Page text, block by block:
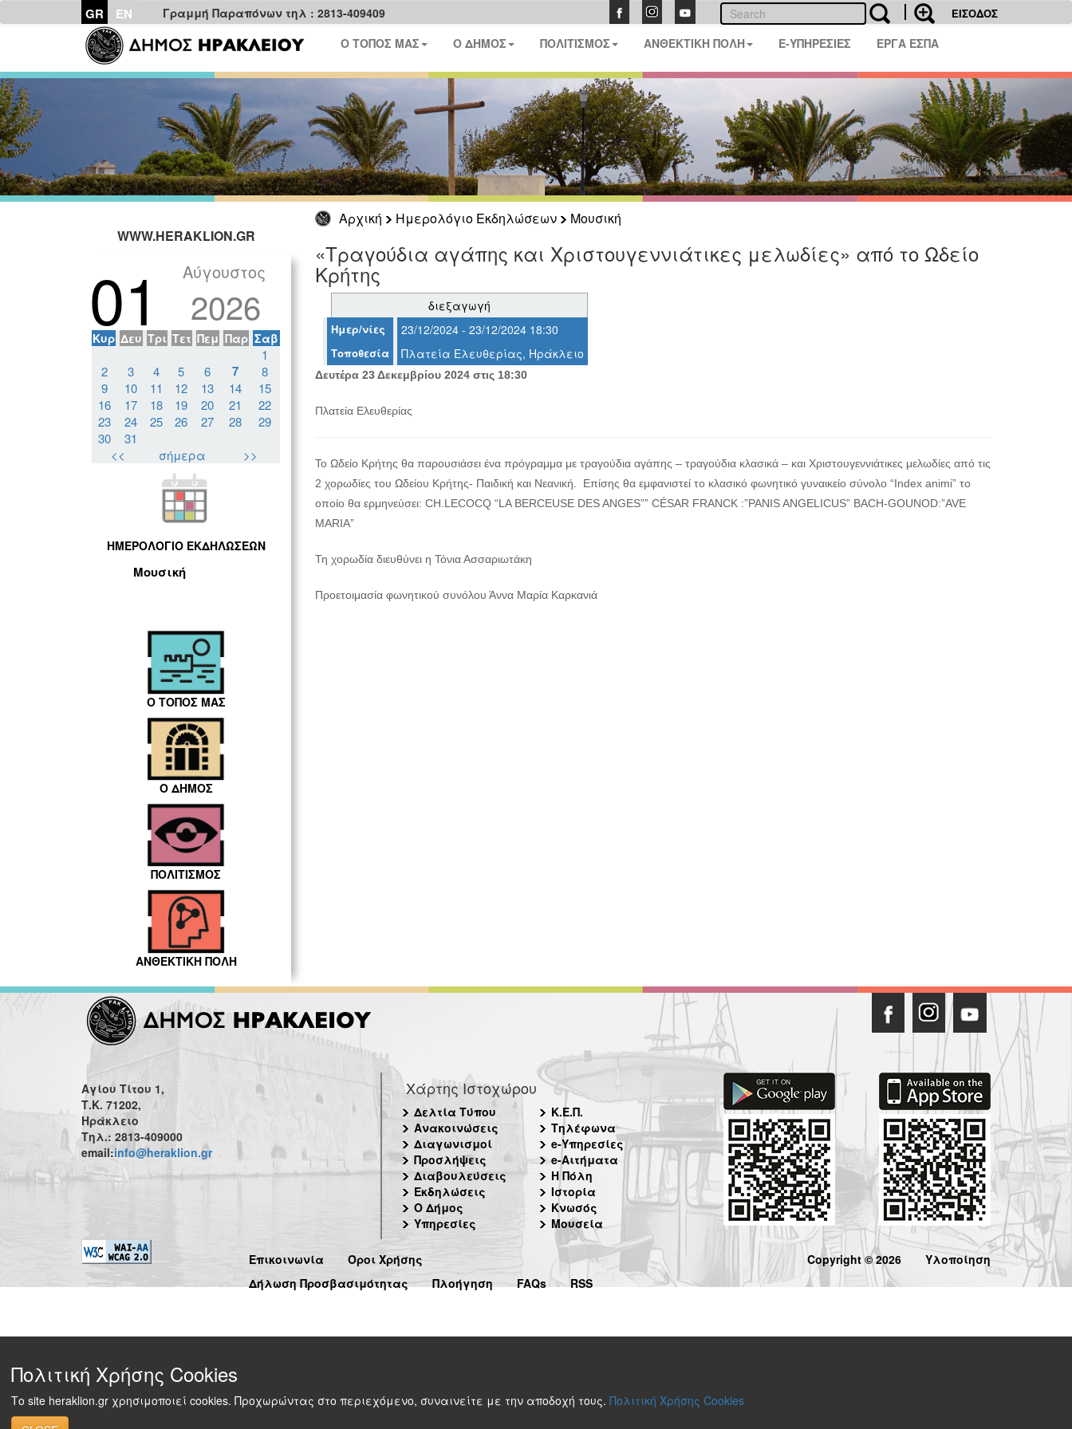
GR EN Γραμμή Παραπόνων τηλ : 2813-409409 ΕΙΣΟΔΟΣ
Ο ΤΟΠΟΣ ΜΑΣ Ο ΔΗΜΟΣ ΠΟΛΙΤΙΣΜΟΣ ΑΝΘΕΚΤΙΚΗ ΠΟΛΗ E-ΥΠΗΡΕΣΙΕΣ ΕΡΓΑ ΕΣΠΑ
Αρχική Ημερολόγιο Εκδηλώσεων
Μουσική
WWW.HERAKLION.GR
01 Αύγουστος
2026
Κυρ Δευ Τρι Τετ Πεμ Παρ Σαβ
1
2
3 4 5 6 7
8
9
10 11 12 13 14
15
16
17 18 19 20 21
22
23
24 25 26 27 28
29
30
31
<<
σήμερα >>
ΗΜΕΡΟΛΟΓΙΟ ΕΚΔΗΛΩΣΕΩΝ
Μουσική
Ο ΤΟΠΟΣ ΜΑΣ
Ο ΔΗΜΟΣ
ΠΟΛΙΤΙΣΜΟΣ
ΑΝΘΕΚΤΙΚΗ ΠΟΛΗ
«Τραγούδια αγάπης και Χριστουγεννιάτικες μελωδίες» από το Ωδείο
Κρήτης
διεξαγωγή
Ημερ/νίες 23/12/2024 - 23/12/2024 18:30
Τοποθεσία Πλατεία Ελευθερίας, Ηράκλειο
Δευτέρα 23 Δεκεμβρίου 2024 στις 18:30
Πλατεία Ελευθερίας
Το Ωδείο Κρήτης θα παρουσιάσει ένα πρόγραμμα με τραγούδια αγάπης – τραγούδια κλασικά – και Χριστουγεννιάτικες μελωδίες από τις
2 χορωδίες του Ωδείου Κρήτης- Παιδική και Νεανική. Επίσης θα εμφανιστεί το κλασικό φωνητικό γυναικείο σύνολο “Index animi” το
οποίο θα ερμηνεύσει: CH.LECOCQ “LA BERCEUSE DES ANGES”” CÉSAR FRANCK :”PANIS ANGELICUS” BACH-GOUNOD:”AVE
MARIA”
Τη χορωδία διευθύνει η Τόνια Ασσαριωτάκη
Προετοιμασία φωνητικού συνόλου Άννα Μαρία Καρκανιά
Αγίου Τίτου 1,
Τ.Κ. 71202,
Ηράκλειο
Τηλ.: 2813-409000
email:info@heraklion.gr
Χάρτης Ιστοχώρου
Δελτία Τύπου
Ανακοινώσεις
Διαγωνισμοί
Προσλήψεις
Διαβουλεύσεις
Εκδηλώσεις
Ο Δήμος
Υπηρεσίες
Κ.Ε.Π.
Τηλέφωνα
e-Υπηρεσίες
e-Αιτήματα
Η Πόλη
Ιστορία
Κνωσός
Μουσεία
Επικοινωνία
Όροι Χρήσης
Δήλωση Προσβασιμότητας
Πλοήγηση FAQs RSS
Copyright © 2026 Υλοποίηση
Πολιτική Χρήσης Cookies
Το site heraklion.gr χρησιμοποιεί cookies. Προχωρώντας στο περιεχόμενο, συναινείτε με την αποδοχή τους. Πολιτική Χρήσης Cookies